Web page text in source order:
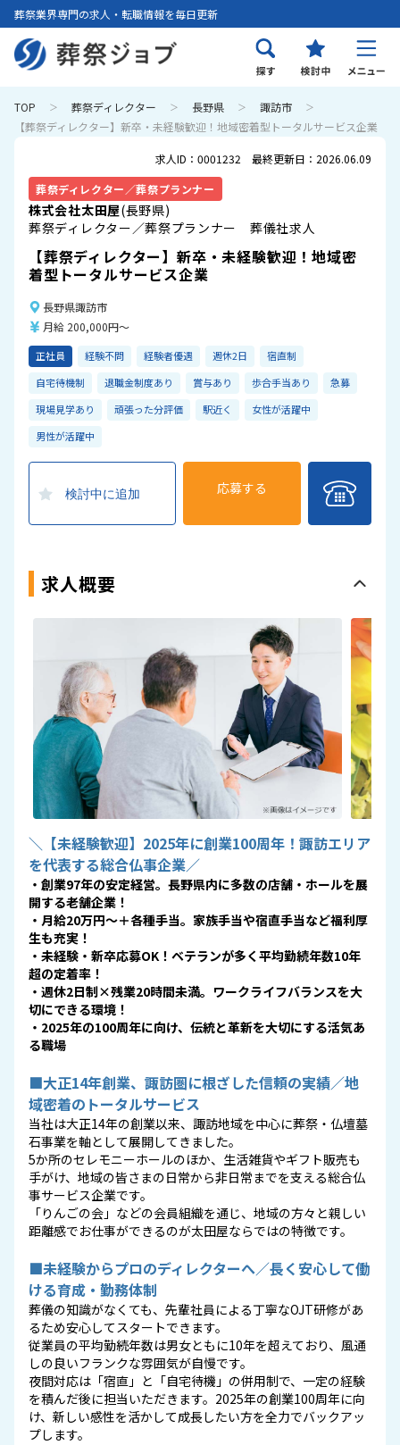
葬祭業界専門の求人・転職情報を毎日更新
TOP 葬祭ディレクター 長野県
諏訪市
【葬祭ディレクター】新卒・未経験歓迎！地域密着型トータルサービス企業
求人ID：0001232 最終更新日：2026.06.09
葬祭ディレクター／葬祭プランナー
株式会社太田屋(長野県)
葬祭ディレクター／葬祭プランナー 葬儀社求人
【葬祭ディレクター】新卒・未経験歓迎！地域密
着型トータルサービス企業
長野県諏訪市
月給 200,000円～
正社員 経験不問 経験者優遇 週休2日
宿直制
自宅待機制
退職金制度あり 賞与あり 歩合手当あり
急募
現場見学あり
頑張った分評価 駅近く
女性が活躍中
男性が活躍中
検討中に追加 応募する
求人概要
＼【未経験歓迎】2025年に創業100周年！諏訪エリア
を代表する総合仏事企業／
・創業97年の安定経営。長野県内に多数の店舗・ホールを展
開する老舗企業！
・月給20万円〜＋各種手当。家族手当や宿直手当など福利厚
生も充実！
・未経験・新卒応募OK！ベテランが多く平均勤続年数10年
超の定着率！
・週休2日制×残業20時間未満。ワークライフバランスを大
切にできる環境！
・2025年の100周年に向け、伝統と革新を大切にする活気あ
る職場
■大正14年創業、諏訪圏に根ざした信頼の実績／地
域密着のトータルサービス
当社は大正14年の創業以来、諏訪地域を中心に葬祭・仏壇墓
石事業を軸として展開してきました。
5か所のセレモニーホールのほか、生活雑貨やギフト販売も
手がけ、地域の皆さまの日常から非日常までを支える総合仏
事サービス企業です。
「りんごの会」などの会員組織を通じ、地域の方々と親しい
距離感でお仕事ができるのが太田屋ならではの特徴です。
■未経験からプロのディレクターへ／長く安心して働
ける育成・勤務体制
葬儀の知識がなくても、先輩社員による丁寧なOJT研修があ
るため安心してスタートできます。
従業員の平均勤続年数は男女ともに10年を超えており、風通
しの良いフランクな雰囲気が自慢です。
夜間対応は「宿直」と「自宅待機」の併用制で、一定の経験
を積んだ後に担当いただきます。2025年の創業100周年に向
け、新しい感性を活かして成長したい方を全力でバックアッ
プします。